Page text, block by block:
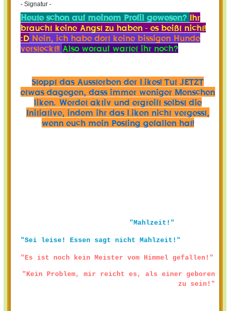
- Signatur -
Heute schon auf meinem Profil gewesen? Ihr
braucht keine Angst zu haben - es beißt nicht!
:D Nein, ich habe dort keine bissigen Hunde
versteckt!! Also worauf wartet ihr noch?
Stoppt das Aussterben der Likes! Tut JETZT
etwas dagegen, dass immer weniger Menschen
liken. Werdet aktiv und ergreift selbst die
Initiative, indem ihr das Liken nicht vergesst,
wenn euch mein Posting gefallen hat!
"Mahlzeit!"
"Sei leise! Essen sagt nicht Mahlzeit!"
"Es ist noch kein Meister vom Himmel gefallen!"
"Kein Problem, mir reicht es, als einer geboren
zu sein!"